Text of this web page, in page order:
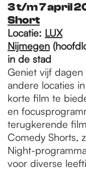
3 t/m 7 april
Short
Locatie: LUX
Nijmegen
in de stad
Geniet vijf
andere locaties
korte film te
en
terugkerende
Comedy Shorts,
Night-
voor diverse